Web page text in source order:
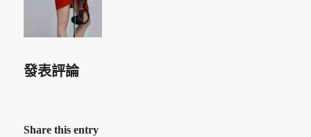
發表評論
Share this entry